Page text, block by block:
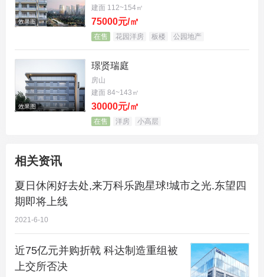
效果图
建面 112~154㎡
75000元/㎡
在售 花园洋房 板楼 公园地产
效果图
璟贤瑞庭
房山
建面 84~143㎡
30000元/㎡
在售 洋房 小高层
相关资讯
夏日休闲好去处,来万科乐跑星球!城市之光.东望四
期即将上线
2021-6-10
近75亿元并购折戟 科达制造重组被
上交所否决